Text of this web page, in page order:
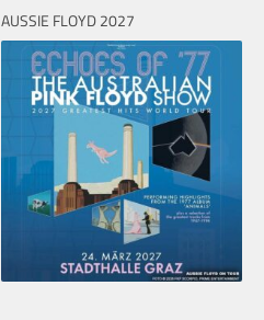
AUSSIE FLOYD 2027